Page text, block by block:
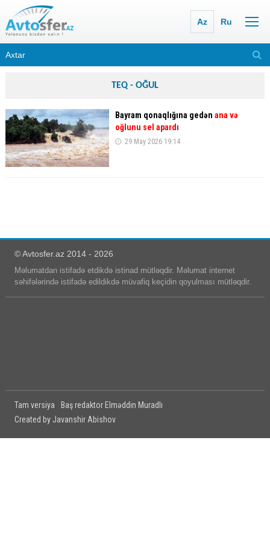
Az Ru
TEQ - OĞUL
Bayram qonaqlığına gedən ana və
oğlunu sel apardı
29 May 2026 19:14
© Avtosfer.az 2014 - 2026
Məlumatdan istifadə etdikdə istinad mütləqdir. Məlumat internet
səhifələrində istifadə edildikdə müvafiq keçidin qoyulması mütləqdir.
Tam versiya
Baş redaktor Elməddin Muradlı
Created by Javanshir Abishov